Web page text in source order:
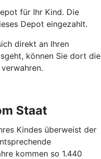
für Ihr Kind. Die
Depot eingezahlt.
direkt an Ihren
können Sie dort die
Staat
Kindes überweist der
kommen so 1.440